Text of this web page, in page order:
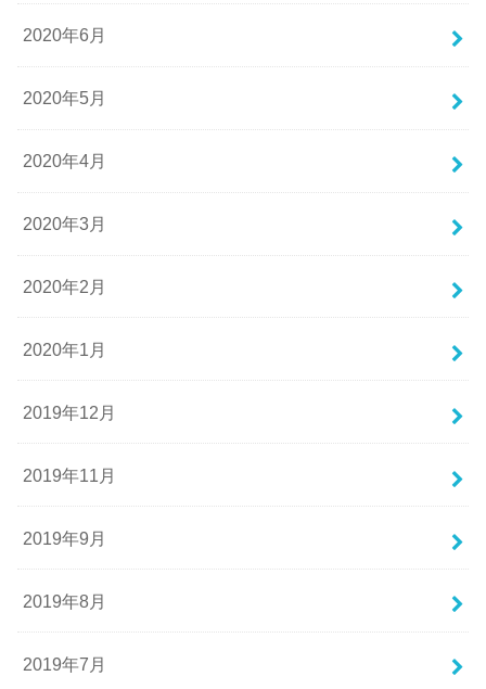
2020年6月
2020年5月
2020年4月
2020年3月
2020年2月
2020年1月
2019年12月
2019年11月
2019年9月
2019年8月
2019年7月